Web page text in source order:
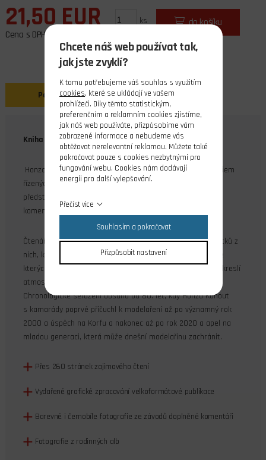
21,50 EUR
Cena s DPH
ks do košíku
Popis
Kniha od Honzy Kohouta
Honza Kohout patří díky svým úspěchům v kategoriích rádiem
řízených modelů F3J a F3B mezi modelářskou elitu. Nově
představuje svou knihu
komentáře Michal Vágner či Petr Cejnar.
Čtenáře zasvěcuje do velkého množství šampionátů a zážitků z
nich, které Honza se svými kolegy absolvoval a zejména ve
kterých exceloval. Kniha je doplněna fotografiemi, které vykreslí
atmosféru na závodech a čtenáře mnohdy pobaví.
Chronologické seřazení obsahu od 80. let, kdy Honza Kohout
s kamarády poprvé přičuchl k modelaření až po významný rok
2000 a úspěch na Korfu a nakonec až po rok 2020 a apel na
mladou generaci, která může dnešní modelařinu zachránit.
Přes 260 stránek zajímavého čtení
Vydařené grafické zpracování velkoformátové publikace
Barevné i černobíle fotografie ze závodů doplněné komentáři
Fotografie z rodinných alb
Chcete náš web používat tak,
jak jste zvyklí?
K tomu potřebujeme váš souhlas s využitím
cookies, které se ukládají ve vašem
prohlížeči. Díky těmto statistickým,
preferenčním a reklamním cookies zjistíme,
jak náš web používáte, přizpůsobíme vám
zobrazené informace a nebudeme vás
obtěžovat nerelevantní reklamou. Můžete také
pokračovat pouze s cookies nezbytnými pro
fungování webu. Cookies nám dodávají
energii pro další vylepšování.
Přečíst více
Souhlasím a pokračovat
Přizpůsobit nastavení